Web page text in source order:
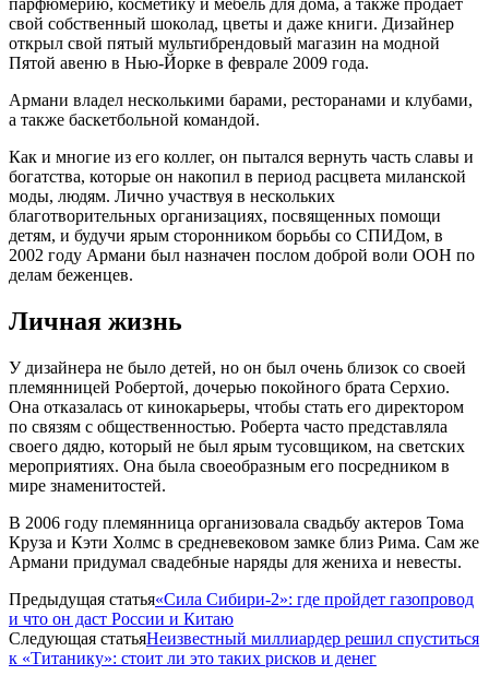
свой собственный шоколад, цветы и даже книги. Дизайнер
открыл свой пятый мультибрендовый магазин на модной
Пятой авеню в Нью-Йорке в феврале 2009 года.
Армани владел несколькими барами, ресторанами и клубами,
а также баскетбольной командой.
Как и многие из его коллег, он пытался вернуть часть славы и
богатства, которые он накопил в период расцвета миланской
моды, людям. Лично участвуя в нескольких
благотворительных организациях, посвященных помощи
детям, и будучи ярым сторонником борьбы со СПИДом, в
2002 году Армани был назначен послом доброй воли ООН по
делам беженцев.
Личная жизнь
У дизайнера не было детей, но он был очень близок со своей
племянницей Робертой, дочерью покойного брата Серхио.
Она отказалась от кинокарьеры, чтобы стать его директором
по связям с общественностью. Роберта часто представляла
своего дядю, который не был ярым тусовщиком, на светских
мероприятиях. Она была своеобразным его посредником в
мире знаменитостей.
В 2006 году племянница организовала свадьбу актеров Тома
Круза и Кэти Холмс в средневековом замке близ Рима. Сам же
Армани придумал свадебные наряды для жениха и невесты.
Предыдущая статья«Сила Сибири-2»: где пройдет газопровод
и что он даст России и Китаю
Следующая статьяНеизвестный миллиардер решил спуститься
к «Титанику»: стоит ли это таких рисков и денег